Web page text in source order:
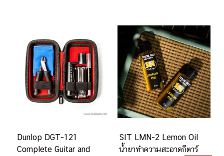
Dunlop DGT-121
Complete Guitar and
SIT LMN-2 Lemon Oil
น้ำยาทำความสะอาดกีตาร์